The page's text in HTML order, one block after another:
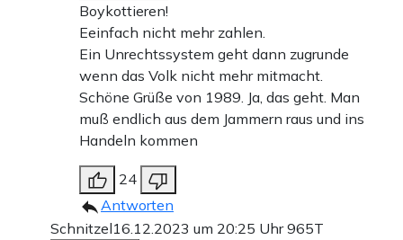
Boykottieren!
Eeinfach nicht mehr zahlen.
Ein Unrechtssystem geht dann zugrunde
wenn das Volk nicht mehr mitmacht.
Schöne Grüße von 1989. Ja, das geht. Man
muß endlich aus dem Jammern raus und ins
Handeln kommen
24
Antworten
Schnitzel16.12.2023 um 20:25 Uhr965T